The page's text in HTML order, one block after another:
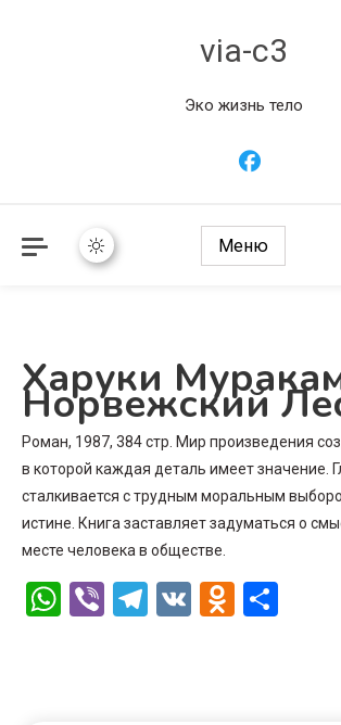
via-c3
Эко жизнь тело
Меню
Харуки
Норвежский
Роман, 1987, 384 стр. Мир произведения
в которой каждая деталь имеет значение.
сталкивается с трудным моральным
истине. Книга заставляет задуматься о
месте человека в обществе.
WhatsApp
ViberTelegram
VK